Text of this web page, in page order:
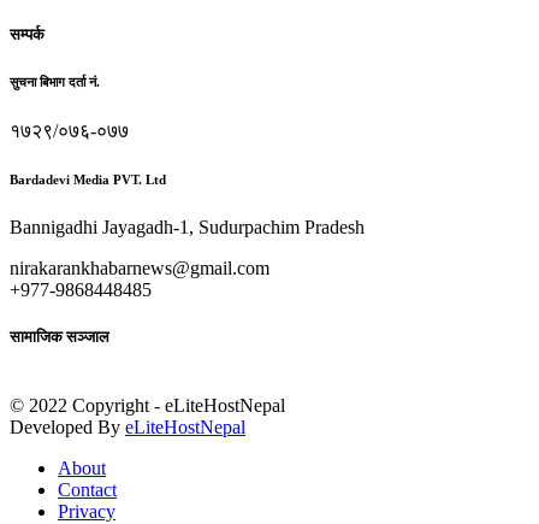
सम्पर्क
सुचना बिभाग दर्ता नं.
१७२९/०७६-०७७
Bardadevi Media PVT. Ltd
Bannigadhi Jayagadh-1, Sudurpachim Pradesh
nirakarankhabarnews@gmail.com
+977-9868448485
सामाजिक सञ्जाल
© 2022 Copyright - eLiteHostNepal
Developed By eLiteHostNepal
About
Contact
Privacy